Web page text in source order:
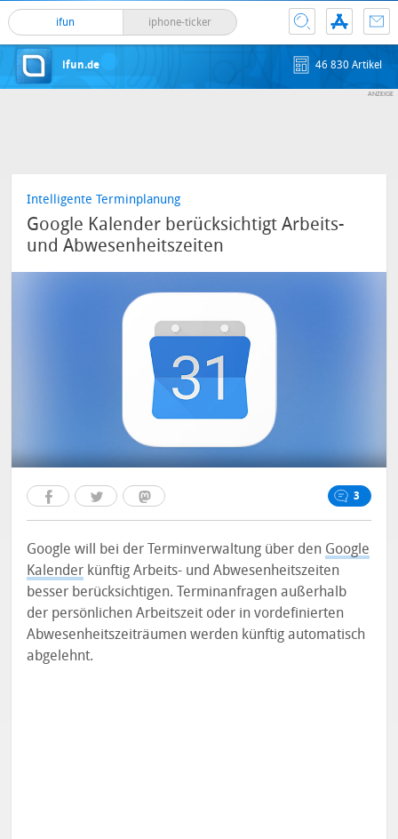
ifun iphone-ticker
ifun.de 46 830 Artikel
Intelligente Terminplanung
Google Kalender berücksichtigt Arbeits-
und Abwesenheitszeiten
3
Google will bei der Terminverwaltung über den Google
Kalender künftig Arbeits- und Abwesenheitszeiten
besser berücksichtigen. Terminanfragen außerhalb
der persönlichen Arbeitszeit oder in vordefinierten
Abwesenheitszeiträumen werden künftig automatisch
abgelehnt.